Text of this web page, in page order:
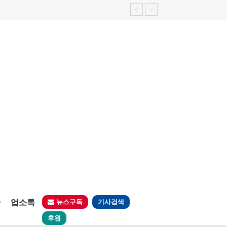
업소록 뉴스구독 기사검색
후원